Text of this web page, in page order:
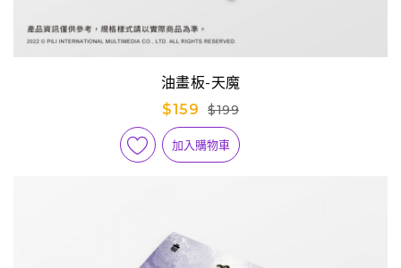
油畫板-天魔
$159
$199
加入購物車